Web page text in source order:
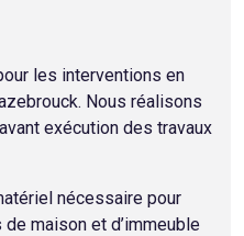
les interventions en
Nous réalisons
exécution des travaux
nécessaire pour
maison et d’immeuble